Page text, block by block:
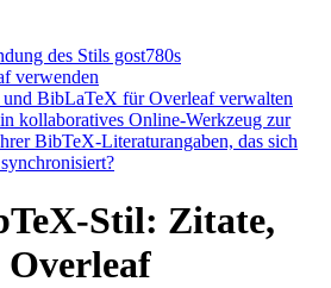
des Stils gost780s
verwenden
BibLaTeX für Overleaf verwalten
kollaboratives Online-Werkzeug zur
BibTeX-Literaturangaben, das sich
Stil: Zitate,